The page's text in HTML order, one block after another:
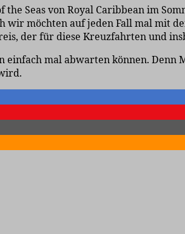
the Seas von Royal Caribbean im
wir möchten auf jeden Fall mal mit
der für diese Kreuzfahrten und
einfach mal abwarten können.